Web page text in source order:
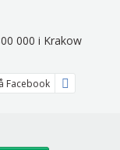
000 i Krakow
Facebook